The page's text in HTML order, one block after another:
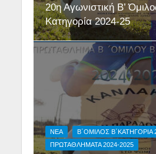
20η Αγωνιστική Β’
Κατηγορία 2024-25
NEA
Β΄ΟΜΙΛΟΣ Β΄ΚΑΤΗΓΟΡΙΑ
ΠΡΩΤΑΘΛΗΜΑΤΑ 2024-2025